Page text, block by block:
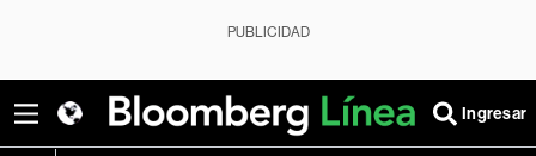
PUBLICIDAD
Ingresar